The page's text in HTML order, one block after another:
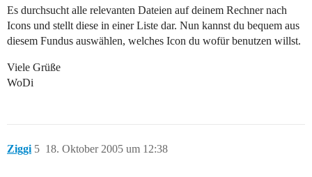
Es durchsucht alle relevanten Dateien auf deinem Rechner nach
Icons und stellt diese in einer Liste dar. Nun kannst du bequem aus
diesem Fundus auswählen, welches Icon du wofür benutzen willst.
Viele Grüße
WoDi
Ziggi 18. Oktober 2005 um 12:38
5